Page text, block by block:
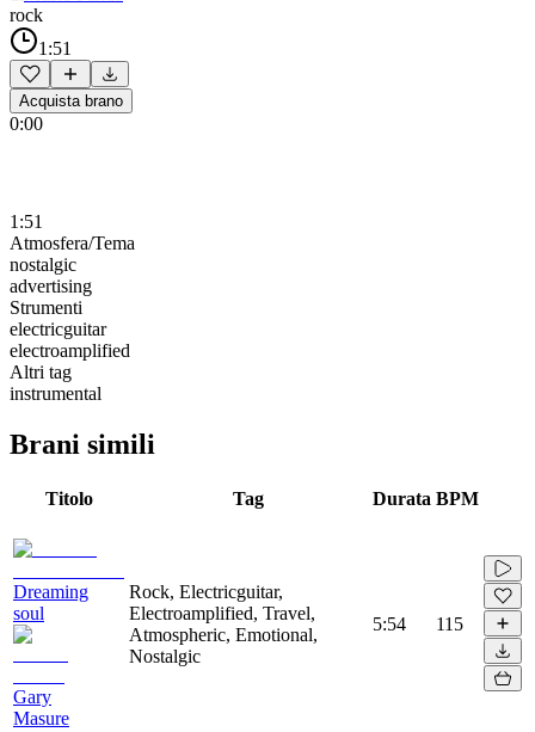
rock
1:51
Acquista brano
0:00
1:51
Atmosfera/Tema
nostalgic
advertising
Strumenti
electricguitar
electroamplified
Altri tag
instrumental
Brani simili
Titolo Tag Durata BPM
Dreaming
soul
Gary
Masure
Rock, Electricguitar,
Electroamplified, Travel,
Atmospheric, Emotional,
Nostalgic
5:54 115